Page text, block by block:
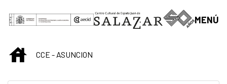
Saltar al contenido principal
MENÚ
INICIOCCE - ASUNCION